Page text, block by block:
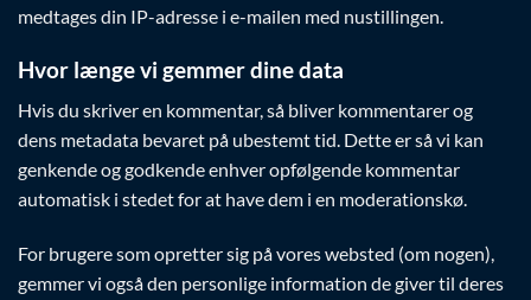
medtages din IP-adresse i e-mailen med nustillingen.
Hvor længe vi gemmer dine data
Hvis du skriver en kommentar, så bliver kommentarer og
dens metadata bevaret på ubestemt tid. Dette er så vi kan
genkende og godkende enhver opfølgende kommentar
automatisk i stedet for at have dem i en moderationskø.
For brugere som opretter sig på vores websted (om nogen),
gemmer vi også den personlige information de giver til deres